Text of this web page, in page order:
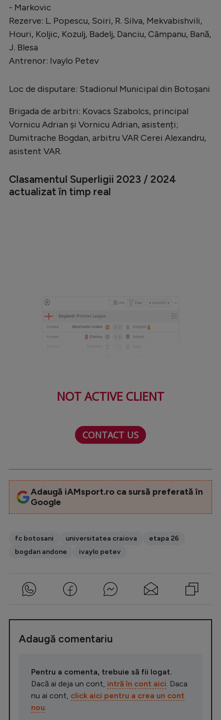
- Markovic
Rezerve: L. Popescu, Soiri, R. Silva, Mekvabishvili,
Houri, Koljic, Kozulj, Badelj, Danciu, Câmpanu, Bană,
J. Blesa
Antrenor: Ivaylo Petev
Loc de disputare: Stadionul Municipal din Botoşani
Brigada de arbitri: Kovacs Szabolcs, principal
Vornicu Adrian și Vornicu Adrian, asistenți;
Dumitrache Bogdan, arbitru VAR Cerei Alexandru,
asistent VAR.
Clasamentul Superligii 2023 / 2024
actualizat în timp real
NOT ACTIVE CLIENT
CONTACT US
Adaugă iAMsport.ro ca sursă preferată în
Google
fc botosani universitatea craiova
etapa 26
bogdan andone
ivaylo petev
Adaugă comentariu
Pentru a comenta, trebuie să fii logat.
Dacă ai deja un cont, intră în cont aici . Daca
nu ai cont, click aici pentru a crea un cont
nou